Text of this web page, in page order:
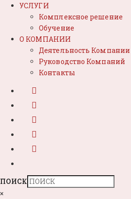
УСЛУГИ
Комплексное решение
Обучение
О КОМПАНИИ
Деятельность Компании
Руководство Компаний
Контакты
ПОИСК
×